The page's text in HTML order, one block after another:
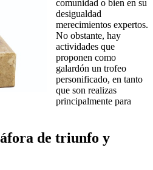
comunidad o bien en su
desigualdad
merecimientos expertos.
No obstante, hay
actividades que
proponen como
galardón un trofeo
personificado, en tanto
que son realizas
principalmente para
de triunfo y